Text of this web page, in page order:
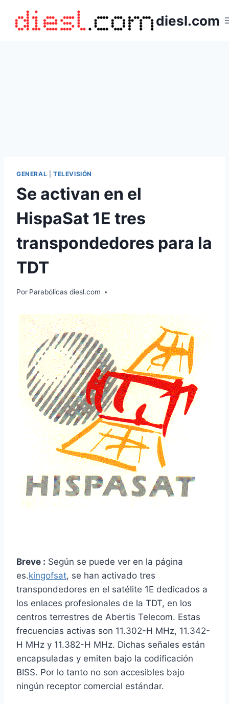
contenido
diesl.com
GENERAL TELEVISIÓN
Se activan en el
HispaSat 1E tres
transpondedores para la
TDT
Por Parabólicas diesl.com
Breve : Según se puede ver en la página
es.kingofsat, se han activado tres
transpondedores en el satélite 1E dedicados a
los enlaces profesionales de la TDT, en los
centros terrestres de Abertis Telecom. Estas
frecuencias activas son 11.302-H MHz, 11.342-
H MHz y 11.382-H MHz. Dichas señales están
encapsuladas y emiten bajo la codificación
BISS. Por lo tanto no son accesibles bajo
ningún receptor comercial estándar.